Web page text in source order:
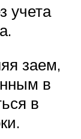
учета
заем,
в
в